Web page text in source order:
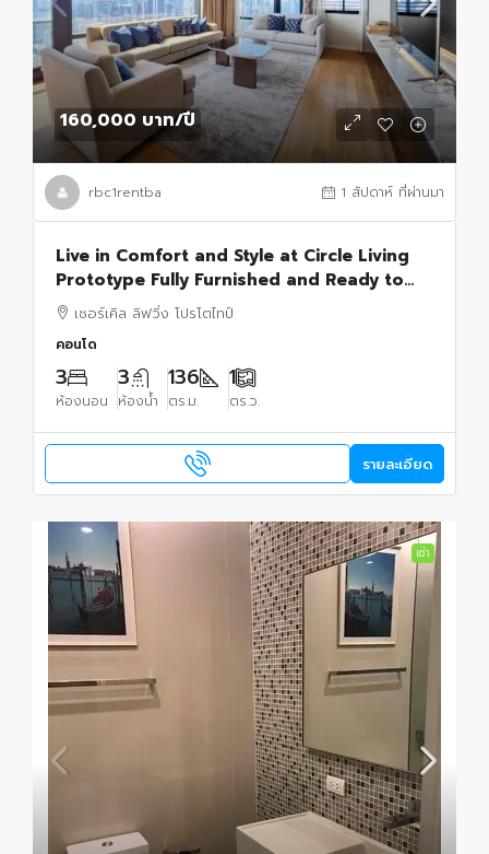
160,000 บาท/ปี
rbc1rentba 1 สัปดาห์ ที่ผ่านมา
Live in Comfort and Style at Circle Living
Prototype Fully Furnished and Ready to
Move In
เซอร์เคิล ลิฟวิ่ง โปรโตไทป์
คอนโด
3
ห้องนอน
3
ห้องน้ำ
136
ตร.ม.
1
ตร.ว.
รายละเอียด
เช่า